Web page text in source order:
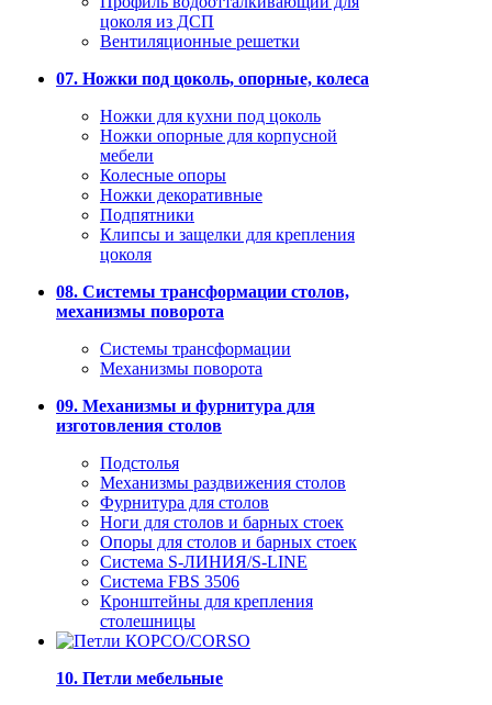
цоколя из ДСП
Вентиляционные решетки
07. Ножки под цоколь, опорные, колеса
Ножки для кухни под цоколь
Ножки опорные для корпусной
мебели
Колесные опоры
Ножки декоративные
Подпятники
Клипсы и защелки для крепления
цоколя
08. Системы трансформации столов,
механизмы поворота
Системы трансформации
Механизмы поворота
09. Механизмы и фурнитура для
изготовления столов
Подстолья
Механизмы раздвижения столов
Фурнитура для столов
Ноги для столов и барных стоек
Опоры для столов и барных стоек
Система S-ЛИНИЯ/S-LINE
Система FBS 3506
Кронштейны для крепления
столешницы
10. Петли мебельные